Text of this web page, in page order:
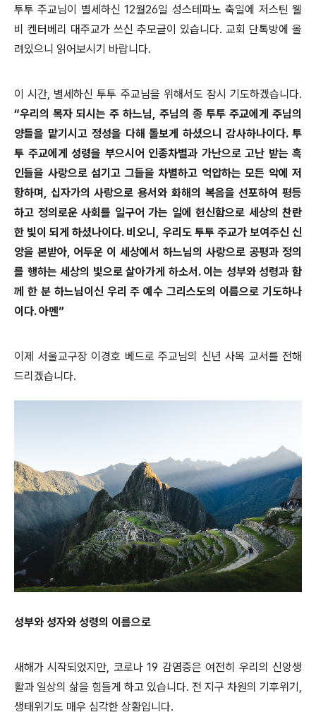
투투 주교님이 별세하신 12월26일 성스테파노 축일에 저스틴 웰
비 켄터베리 대주교가 쓰신 추모글이 있습니다. 교회 단톡방에 올
려있으니 읽어보시기 바랍니다.
이 시간, 별세하신 투투 주교님을 위해서도 잠시 기도하겠습니다.
“우리의 목자 되시는 주 하느님, 주님의 종 투투 주교에게 주님의
양들을 맡기시고 정성을 다해 돌보게 하셨으니 감사하나이다. 투
투 주교에게 성령을 부으시어 인종차별과 가난으로 고난 받는 흑
인들을 사랑으로 섬기고 그들을 차별하고 억압하는 모든 악에 저
항하며, 십자가의 사랑으로 용서와 화해의 복음을 선포하여 평등
하고 정의로운 사회를 일구어 가는 일에 헌신함으로 세상의 찬란
한 빛이 되게 하셨나이다. 비오니, 우리도 투투 주교가 보여주신 신
앙을 본받아, 어두운 이 세상에서 하느님의 사랑으로 공평과 정의
를 행하는 세상의 빛으로 살아가게 하소서. 이는 성부와 성령과 함
께 한 분 하느님이신 우리 주 예수 그리스도의 이름으로 기도하나
이다. 아멘”
이제 서울교구장 이경호 베드로 주교님의 신년 사목 교서를 전해
드리겠습니다.
성부와 성자와 성령의 이름으로
새해가 시작되었지만, 코로나 19 감염증은 여전히 우리의 신앙생
활과 일상의 삶을 힘들게 하고 있습니다. 전 지구 차원의 기후위기,
생태위기도 매우 심각한 상황입니다.